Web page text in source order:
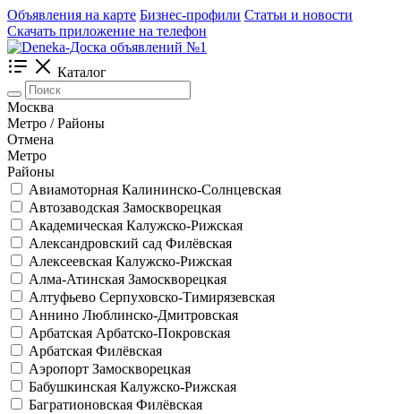
Объявления на карте Бизнес-профили Статьи и новости
Скачать приложение на телефон
Каталог
Москва
Метро / Районы
Отмена
Метро
Районы
Авиамоторная Калининско-Солнцевская
Автозаводская Замоскворецкая
Академическая Калужско-Рижская
Александровский сад Филёвская
Алексеевская Калужско-Рижская
Алма-Атинская Замоскворецкая
Алтуфьево Серпуховско-Тимирязевская
Аннино Люблинско-Дмитровская
Арбатская Арбатско-Покровская
Арбатская Филёвская
Аэропорт Замоскворецкая
Бабушкинская Калужско-Рижская
Багратионовская Филёвская